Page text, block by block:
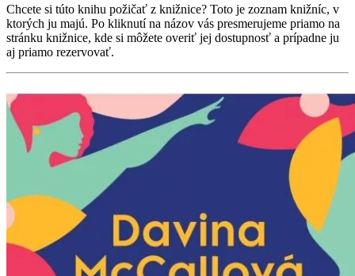
Chcete si túto knihu požičať z knižnice? Toto je zoznam knižníc, v
ktorých ju majú. Po kliknutí na názov vás presmerujeme priamo na
stránku knižnice, kde si môžete overiť jej dostupnosť a prípadne ju
aj priamo rezervovať.